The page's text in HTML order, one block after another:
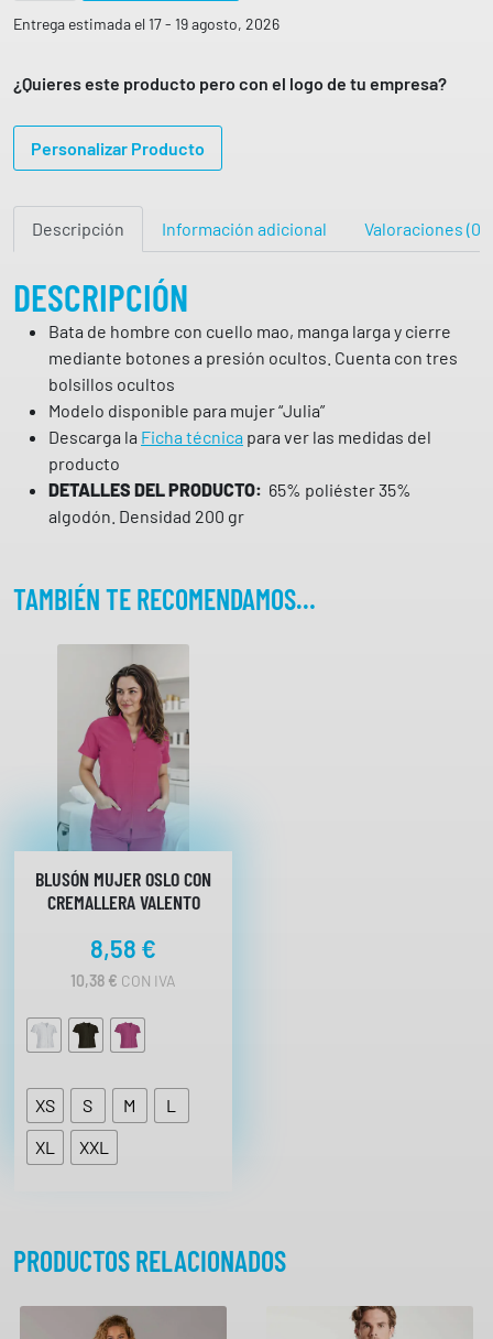
T
O
M
E
A
R
Entrega estimada el 17 - 19 agosto, 2026
¿Quieres este producto pero con el logo de tu empresa?
Personalizar Producto
Descripción Información adicional Valoraciones (0)
DESCRIPCIÓN
Bata de hombre con cuello mao, manga larga y cierre
mediante botones a presión ocultos. Cuenta con tres
bolsillos ocultos
Modelo disponible para mujer “Julia”
Descarga la Ficha técnica para ver las medidas del
producto
DETALLES DEL PRODUCTO: 65% poliéster 35%
algodón. Densidad 200 gr
TAMBIÉN TE RECOMENDAMOS…
BLUSÓN MUJER OSLO CON
CREMALLERA VALENTO
8,58 €
10,38 € CON IVA
XS S M
L
XL
XXL
PRODUCTOS RELACIONADOS